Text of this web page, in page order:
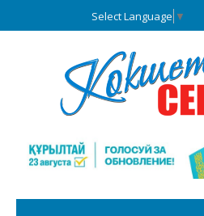
Select Language ▼